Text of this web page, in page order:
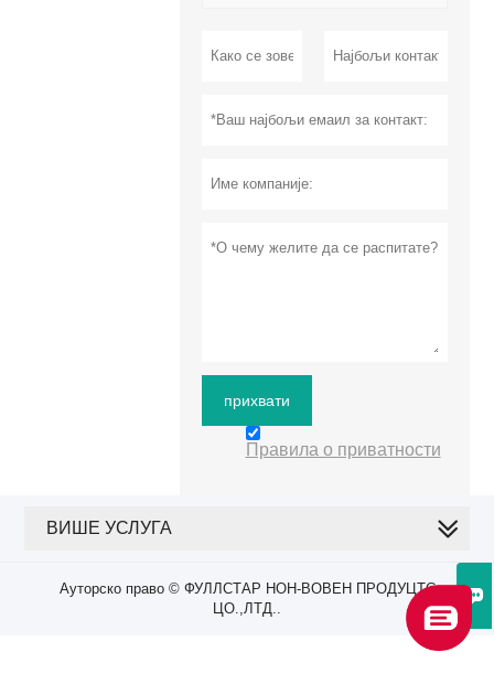

прихвати
Правила о приватности
ВИШЕ УСЛУГА
Ауторско право © ФУЛЛСТАР НОН-ВОВЕН ПРОДУЦТС
ЦО.,ЛТД..